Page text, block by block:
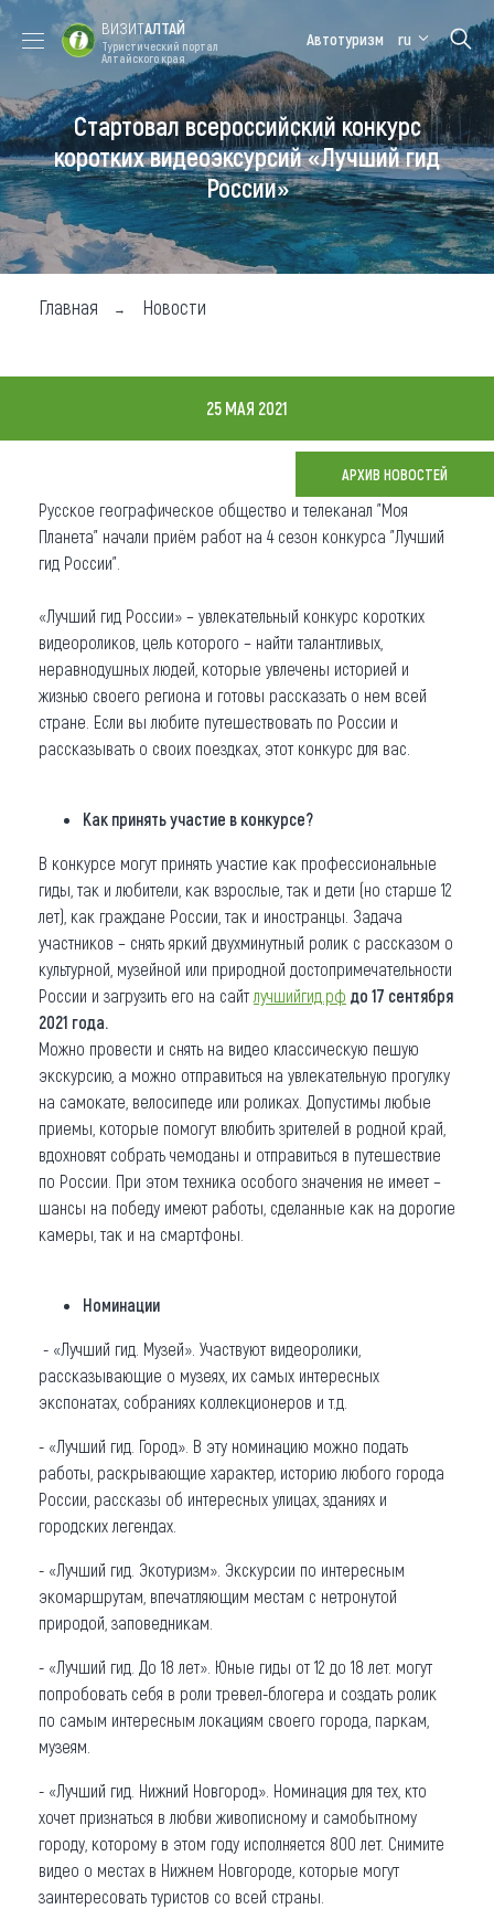
Форум VISIT
ALTAI
Цветение
маральника
Медицинский
форум
Алтайская
зимовка
Туры
Где побывать
Чем заняться
Карта
Что привезти (сувениры)
Коллекция впечатлений
Другие рубрики
ВИЗИТАЛТАЙ
Туристический портал
Алтайского края
Автотуризм ru
Стартовал всероссийский конкурс
коротких видеоэксурсий «Лучший гид
России»
Главная Новости
25 МАЯ 2021
АРХИВ НОВОСТЕЙ
Русское географическое общество и телеканал "Моя
Планета" начали приём работ на 4 сезон конкурса "Лучший
гид России".
«Лучший гид России» – увлекательный конкурс коротких
видеороликов, цель которого – найти талантливых,
неравнодушных людей, которые увлечены историей и
жизнью своего региона и готовы рассказать о нем всей
стране. Если вы любите путешествовать по России и
рассказывать о своих поездках, этот конкурс для вас.
Как принять участие в конкурсе?
В конкурсе могут принять участие как профессиональные
гиды, так и любители, как взрослые, так и дети (но старше 12
лет), как граждане России, так и иностранцы. Задача
участников – снять яркий двухминутный ролик с рассказом о
культурной, музейной или природной достопримечательности
России и загрузить его на сайт лучшийгид.рф до 17 сентября
2021 года.
Можно провести и снять на видео классическую пешую
экскурсию, а можно отправиться на увлекательную прогулку
на самокате, велосипеде или роликах. Допустимы любые
приемы, которые помогут влюбить зрителей в родной край,
вдохновят собрать чемоданы и отправиться в путешествие
по России. При этом техника особого значения не имеет –
шансы на победу имеют работы, сделанные как на дорогие
камеры, так и на смартфоны.
Номинации
- «Лучший гид. Музей». Участвуют видеоролики,
рассказывающие о музеях, их самых интересных
экспонатах, собраниях коллекционеров и т.д.
- «Лучший гид. Город». В эту номинацию можно подать
работы, раскрывающие характер, историю любого города
России, рассказы об интересных улицах, зданиях и
городских легендах.
- «Лучший гид. Экотуризм». Экскурсии по интересным
экомаршрутам, впечатляющим местам с нетронутой
природой, заповедникам.
- «Лучший гид. До 18 лет». Юные гиды от 12 до 18 лет. могут
попробовать себя в роли тревел-блогера и создать ролик
по самым интересным локациям своего города, паркам,
музеям.
- «Лучший гид. Нижний Новгород». Номинация для тех, кто
хочет признаться в любви живописному и самобытному
городу, которому в этом году исполняется 800 лет. Снимите
видео о местах в Нижнем Новгороде, которые могут
заинтересовать туристов со всей страны.